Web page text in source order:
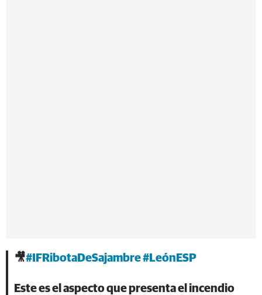
🎥#IFRibotaDeSajambre#LeónESP
Este es el aspecto que presenta el incendio